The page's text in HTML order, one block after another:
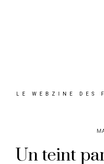
LE WEBZINE DES
Un teint